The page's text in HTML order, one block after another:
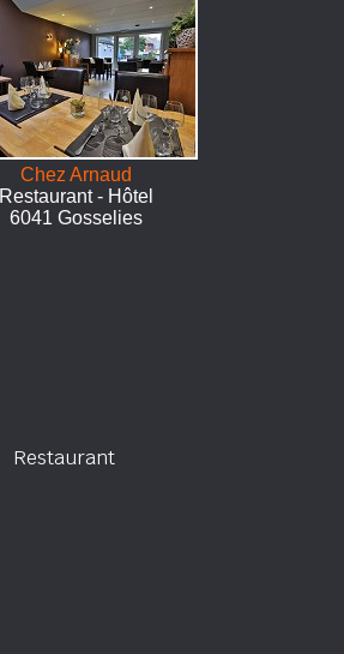
Chez Arnaud
Restaurant - Hôtel
6041 Gosselies
Restaurant